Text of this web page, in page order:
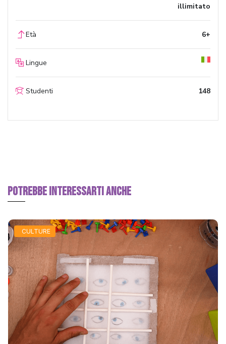
illimitato
Età 6+
Lingue
Studenti 148
POTREBBE INTERESSARTI ANCHE
CULTURE